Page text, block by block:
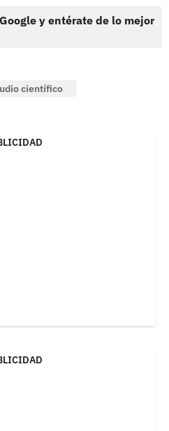
y entérate de lo mejor
científico